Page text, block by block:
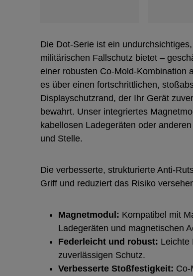
Die Dot-Serie ist ein
militärischen Fallschutz bietet –
einer robusten Co-Mold-Kombination
es über einen fortschrittlichen,
Displayschutzrand, der Ihr Gerät
bewahrt. Unser integriertes
kabellosen Ladegeräten oder
und Stelle.
Die verbesserte, strukturierte Anti-
Griff und reduziert das Risiko
Magnetmodul: Kompatibel mit
Ladegeräten und magnetischen
Federleicht und robust: Leichte
zuverlässigen Schutz.
Verbesserte Stoßfestigkeit: Co-